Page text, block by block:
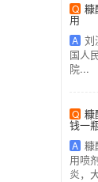
Q 糠
用
A 刘
国人
院...
Q 糠
钱一
A 糠
用喷
炎，